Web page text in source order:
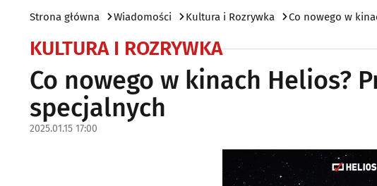
Strona główna Wiadomości Kultura i Rozrywka Co nowego w
KULTURA I ROZRYWKA
Co nowego w kinach Helios?
specjalnych
2025.01.15 17:00